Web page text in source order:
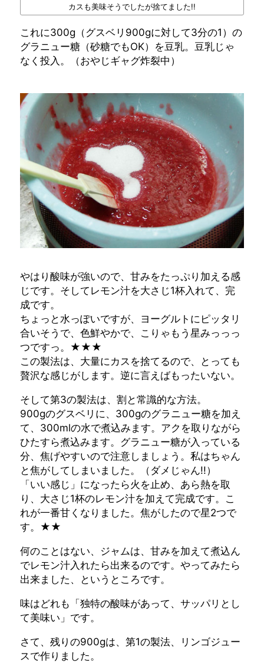
カスも美味そうでしたが捨てました!!
これに300g（グスベリ900gに対して3分の1）の
グラニュー糖（砂糖でもOK）を豆乳。豆乳じゃ
なく投入。（おやじギャグ炸裂中）
やはり酸味が強いので、甘みをたっぷり加える感
じです。そしてレモン汁を大さじ1杯入れて、完
成です。
ちょっと水っぽいですが、ヨーグルトにピッタリ
合いそうで、色鮮やかで、こりゃもう星みっっっ
つですっ。★★★
この製法は、大量にカスを捨てるので、とっても
贅沢な感じがします。逆に言えばもったいない。
そして第3の製法は、割と常識的な方法。
900gのグスベリに、300gのグラニュー糖を加え
て、300mlの水で煮込みます。アクを取りながら
ひたすら煮込みます。グラニュー糖が入っている
分、焦げやすいので注意しましょう。私はちゃん
と焦がしてしまいました。（ダメじゃん!!）
「いい感じ」になったら火を止め、あら熱を取
り、大さじ1杯のレモン汁を加えて完成です。こ
れが一番甘くなりました。焦がしたので星2つで
す。★★
何のことはない、ジャムは、甘みを加えて煮込ん
でレモン汁入れたら出来るのです。やってみたら
出来ました、というところです。
味はどれも「独特の酸味があって、サッパリとし
て美味い」です。
さて、残りの900gは、第1の製法、リンゴジュー
スで作りました。